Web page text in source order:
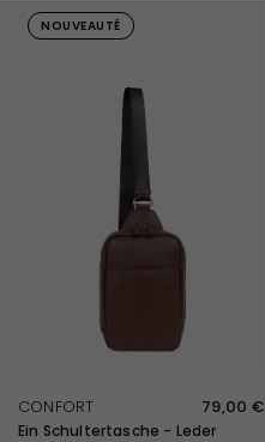
NOUVEAUTÉ
CONFORT 79,00 €
Ein Schultertasche - Leder